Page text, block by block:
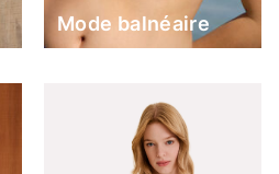
Mode balnéaire